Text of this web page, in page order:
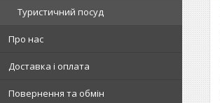
Туристичний посуд
Про нас
Доставка і оплата
Повернення та обмін